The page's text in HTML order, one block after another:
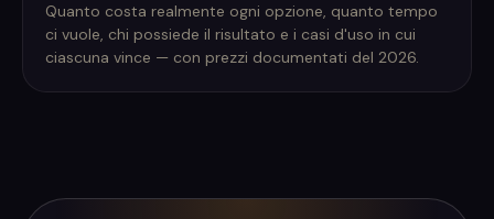
Quanto costa realmente ogni opzione, quanto tempo
ci vuole, chi possiede il risultato e i casi d'uso in cui
ciascuna vince — con prezzi documentati del 2026.